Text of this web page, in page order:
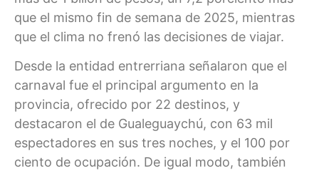
que el mismo fin de semana de 2025, mientras
que el clima no frenó las decisiones de viajar.
Desde la entidad entrerriana señalaron que el
carnaval fue el principal argumento en la
provincia, ofrecido por 22 destinos, y
destacaron el de Gualeguaychú, con 63 mil
espectadores en sus tres noches, y el 100 por
ciento de ocupación. De igual modo, también